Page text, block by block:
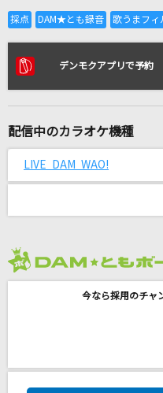
全
リアルタイムで
After The Thrill Is
ル・イズ・ゴーン]
米津玄師
[生音]愛のレンタル
山口百恵
デンモクアプリで予約
配信中のカラオケ機種
LIVE DAM WAO!
今なら採用のチ
DAM★ともボー